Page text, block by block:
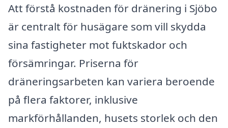
Att förstå kostnaden för dränering i Sjöbo
är centralt för husägare som vill skydda
sina fastigheter mot fuktskador och
försämringar. Priserna för
dräneringsarbeten kan variera beroende
på flera faktorer, inklusive
markförhållanden, husets storlek och den